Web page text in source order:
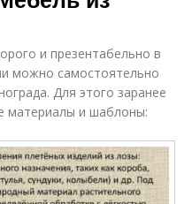
Материал для
плетения
Лоза для плетения
и презентабельно в
можно самостоятельно
Для этого заранее
материалы и шаблоны: